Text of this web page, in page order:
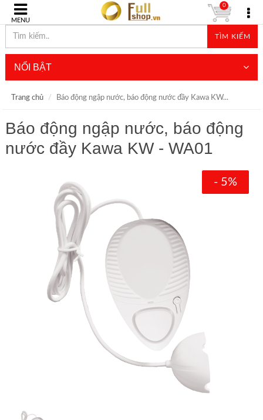
MENU
TÌM KIẾM
0
NỔI BẬT
Trang chủ Báo động ngập nước, báo động nước đầy Kawa KW...
Báo động ngập nước, báo động
nước đầy Kawa KW - WA01
- 5%